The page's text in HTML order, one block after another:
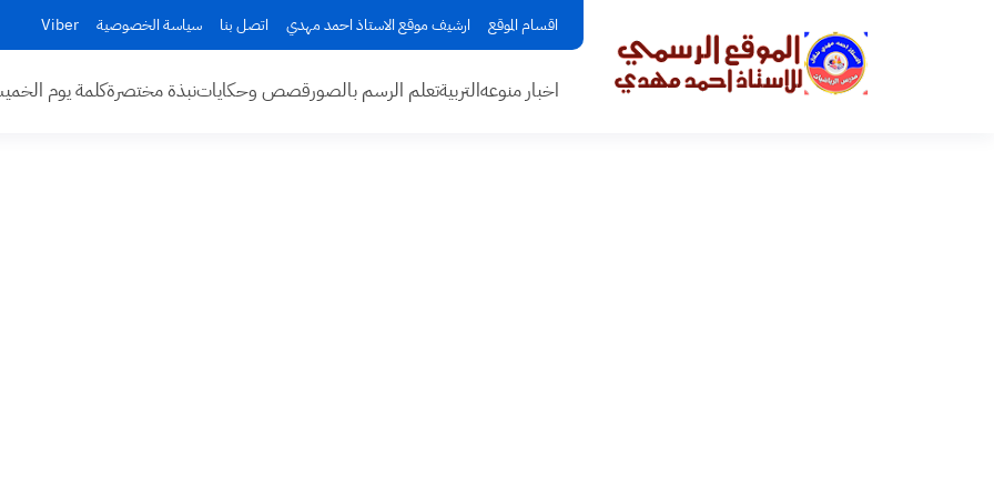
اقسام الموقع ارشيف موقع الاستاذ احمد مهدي اتصل بنا سياسة الخصوصية Viber
اخبار منوعهالتربيةتعلم الرسم بالصورقصص وحكاياتنبذة مختصرةكلمة يوم